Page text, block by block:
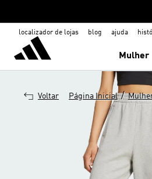
localizador de lojas blog ajuda
Mulher
Voltar Página Inicial /